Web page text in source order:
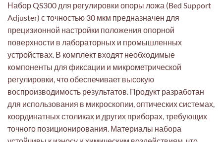
Набор QS300 для регулировки опоры ложа (Bed Support
Adjuster) с точностью 30 мкм предназначен для
прецизионной настройки положения опорной
поверхности в лабораторных и промышленных
устройствах. В комплект входят необходимые
компоненты для фиксации и микрометрической
регулировки, что обеспечивает высокую
воспроизводимость результатов. Продукт разработан
для использования в микроскопии, оптических системах,
координатных столиках и других приборах, требующих
точного позиционирования. Материалы набора